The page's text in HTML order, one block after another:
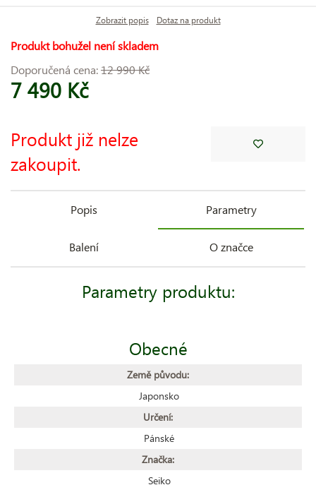
Zobrazit popis Dotaz na produkt
Produkt bohužel není skladem
Doporučená cena:12 990 Kč
7 490 Kč
Produkt již nelze
zakoupit.
Popis Parametry
Balení O značce
Parametry produktu:
Obecné
Země původu:
Japonsko
Určení:
Pánské
Značka:
Seiko